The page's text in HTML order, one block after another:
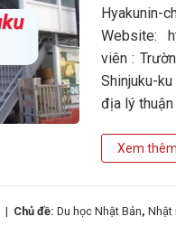
Website:
viên :
Shinjuku-
địa lý
Xem thêm
| Chủ đề: Du học Nhật Bản, Nhật